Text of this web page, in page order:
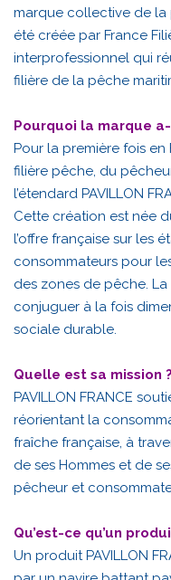
marque collective de la
été créée par France
interprofessionnel qui
filière de la pêche
Pourquoi la marque
Pour la première fois
filière pêche, du
l’étendard PAVILLON
Cette création est née
l’offre française sur les
consommateurs pour
des zones de pêche.
conjuguer à la fois
sociale durable.
Quelle est sa mission ?
PAVILLON FRANCE
réorientant la
fraîche française, à
de ses Hommes et de
pêcheur et
Qu’est-ce qu’un
Un produit PAVILLON